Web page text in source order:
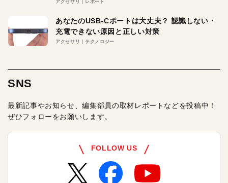
アクセサリ レポート
あなたのUSB-Cポートは大丈夫？ 認識しない・
充電できない原因と正しい対策
アクセサリ テクノロジー
SNS
最新記事やお知らせ、編集部員の取材レポートなどを投稿中！
ぜひフォローをお願いします。
FOLLOW US